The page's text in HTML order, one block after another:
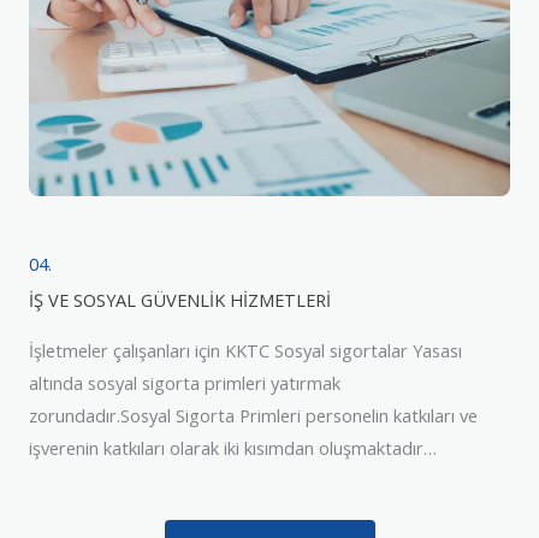
04.
İŞ VE SOSYAL GÜVENLİK HİZMETLERİ
İşletmeler çalışanları için KKTC Sosyal sigortalar Yasası
altında sosyal sigorta primleri yatırmak
zorundadır.Sosyal Sigorta Primleri personelin katkıları ve
işverenin katkıları olarak iki kısımdan oluşmaktadır…